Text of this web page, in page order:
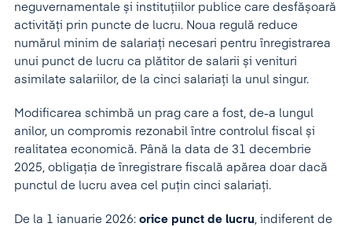
neguvernamentale și instituțiilor publice care desfășoară
activități prin puncte de lucru. Noua regulă reduce
numărul minim de salariați necesari pentru înregistrarea
unui punct de lucru ca plătitor de salarii și venituri
asimilate salariilor, de la cinci salariați la unul singur.
Modificarea schimbă un prag care a fost, de-a lungul
anilor, un compromis rezonabil între controlul fiscal și
realitatea economică. Până la data de 31 decembrie
2025, obligația de înregistrare fiscală apărea doar dacă
punctul de lucru avea cel puțin cinci salariați.
De la 1 ianuarie 2026: orice punct de lucru , indiferent de